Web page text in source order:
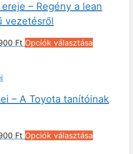
– Regény a lean
vezetésről
Ft Ártartomány:
Opciók választása
van.
– A Toyota tanítóinak
Ft Ártartomány:
Opciók választása